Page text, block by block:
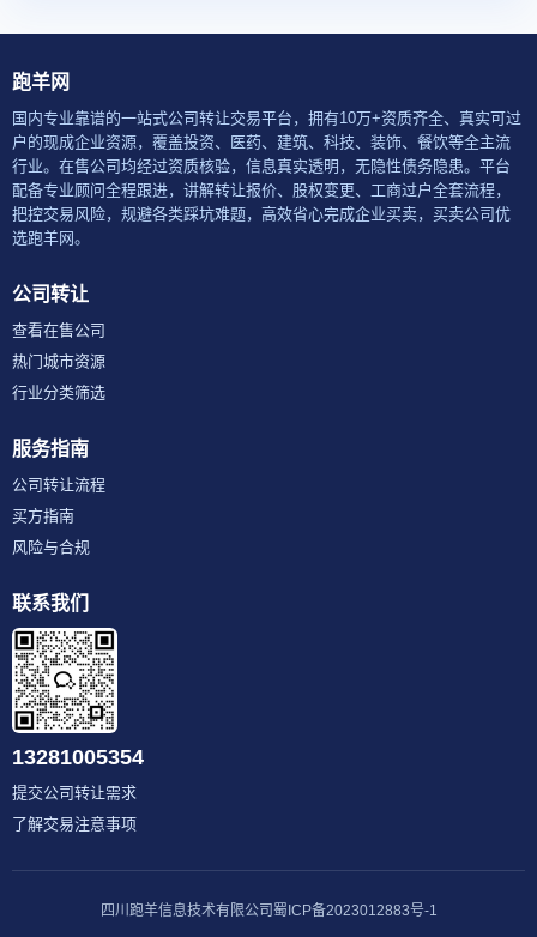
跑羊网
国内专业靠谱的一站式公司转让交易平台，拥有10万+资质齐全、真实可过
户的现成企业资源，覆盖投资、医药、建筑、科技、装饰、餐饮等全主流
行业。在售公司均经过资质核验，信息真实透明，无隐性债务隐患。平台
配备专业顾问全程跟进，讲解转让报价、股权变更、工商过户全套流程，
把控交易风险，规避各类踩坑难题，高效省心完成企业买卖，买卖公司优
选跑羊网。
公司转让
查看在售公司
热门城市资源
行业分类筛选
服务指南
公司转让流程
买方指南
风险与合规
联系我们
13281005354
提交公司转让需求
了解交易注意事项
四川跑羊信息技术有限公司 蜀ICP备2023012883号-1